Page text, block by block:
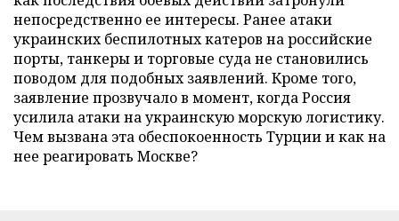
непосредственно ее интересы. Ранее атаки
украинских беспилотных катеров на российские
порты, танкеры и торговые суда не становились
поводом для подобных заявлений. Кроме того,
заявление прозвучало в момент, когда Россия
усилила атаки на украинскую морскую логистику.
Чем вызвана эта обеспокоенность Турции и как на
нее реагировать Москве?